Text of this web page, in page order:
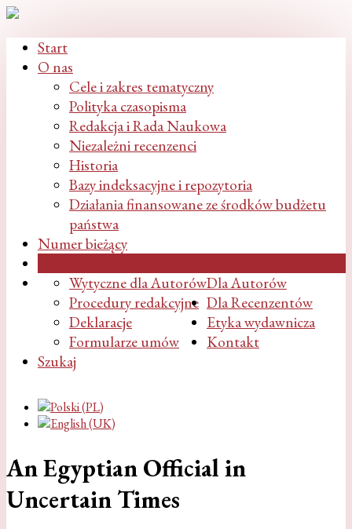
Start
O nas
Cele i zakres tematyczny
Polityka czasopisma
Redakcja i Rada Naukowa
Niezależni recenzenci
Historia
Bazy indeksacyjne i repozytoria
Działania finansowane ze środków budżetu
państwa
Numer bieżący
Dla Autorów
Wytyczne dla Autorów
Procedury redakcyjne
Deklaracje
Formularze umów
Dla Recenzentów
Etyka wydawnicza
Kontakt
Szukaj
An Egyptian Official in
Uncertain Times